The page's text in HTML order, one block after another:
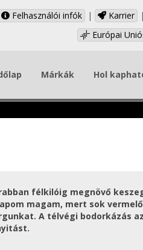
Felhasználói infók | Karrier |
Európai
Márkák Hol
félkilóig megnövő
magam, mert sok
A télvégi bodorkázás